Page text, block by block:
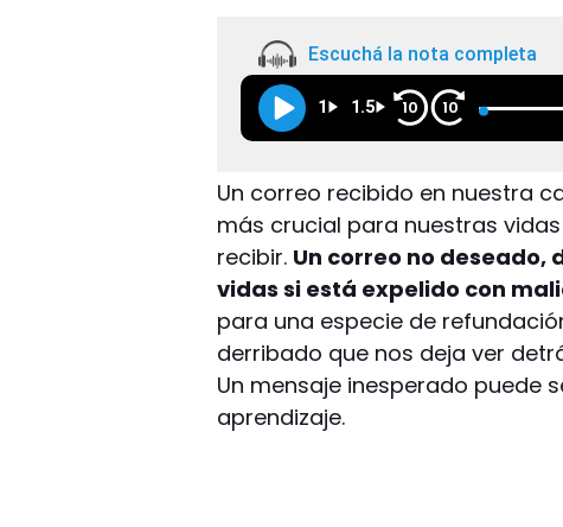
Escuchá la nota completa
1 1.5 10 10
Un correo recibido en nuestra
más crucial para nuestras
recibir. Un correo no deseado,
vidas si está expelido con
para una especie de
derribado que nos deja ver
Un mensaje inesperado puede
aprendizaje.